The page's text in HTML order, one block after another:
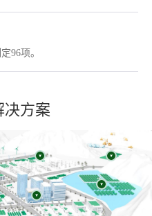
96项。
决方案
慧用电预付费管控系统
光伏+渔业
离网微电网系统
伏+屋顶+储能